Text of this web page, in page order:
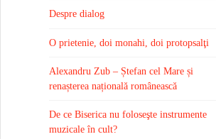
Despre dialog
O prietenie, doi monahi, doi protopsalţi
Alexandru Zub – Ștefan cel Mare și
renașterea națională românească
De ce Biserica nu foloseşte instrumente
muzicale în cult?